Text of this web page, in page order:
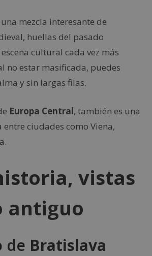
mezcla interesante de
huellas del pasado
cultural cada vez más
no estar masificada, puedes
y sin largas filas.
Europa Central, también es una
ciudades como Viena,
vistas
antiguo
de Bratislava